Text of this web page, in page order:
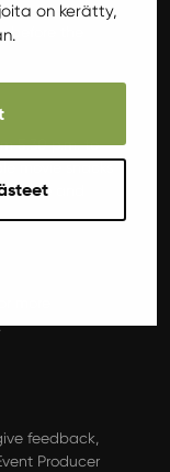
on kerätty,
before the
5.30 p.m. to
and
feedback,
Producer